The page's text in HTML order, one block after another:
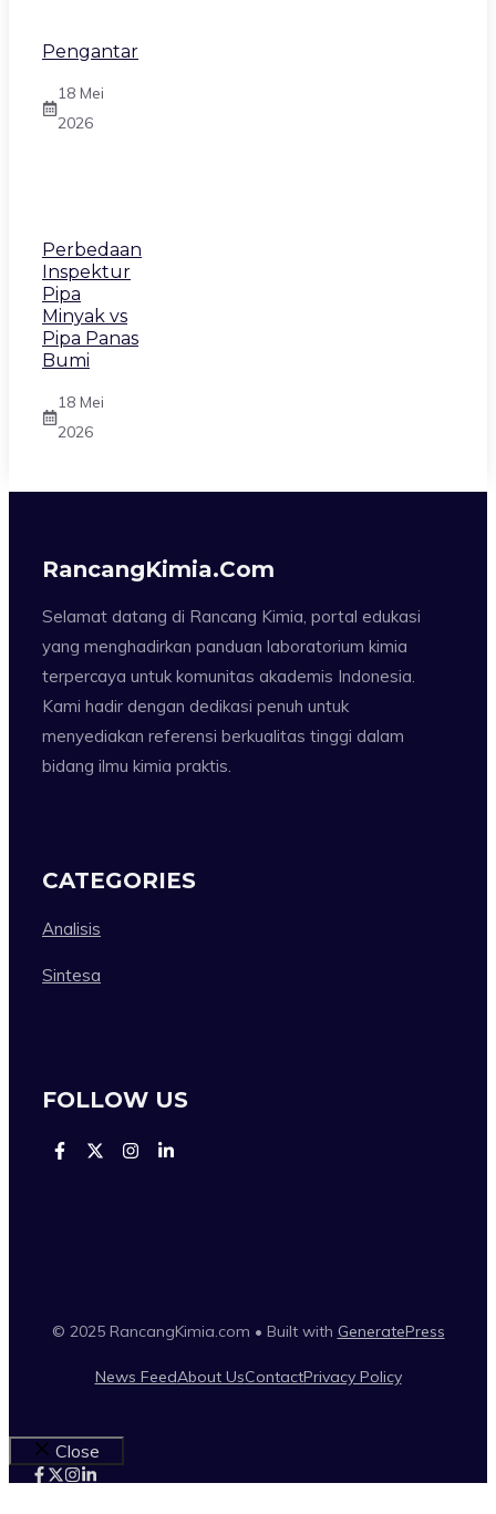
Pengantar
18 Mei
2026
Perbedaan
Inspektur
Pipa
Minyak vs
Pipa Panas
Bumi
18 Mei
2026
RancangKimia.com
Selamat datang di Rancang Kimia, portal edukasi
yang menghadirkan panduan laboratorium kimia
terpercaya untuk komunitas akademis Indonesia.
Kami hadir dengan dedikasi penuh untuk
menyediakan referensi berkualitas tinggi dalam
bidang ilmu kimia praktis.
CATEGORIES
Analisis
Sintesa
FOLLOW US
© 2025 RancangKimia.com • Built with GeneratePress
News FeedAbout UsContactPrivacy Policy
Close